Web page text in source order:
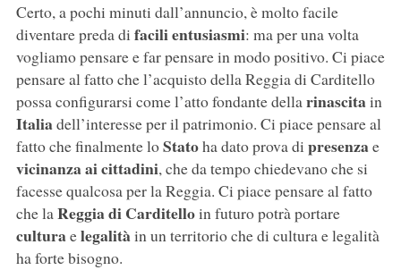
Certo, a pochi minuti dall’annuncio, è molto facile
diventare preda di facili entusiasmi: ma per una volta
vogliamo pensare e far pensare in modo positivo. Ci piace
pensare al fatto che l’acquisto della Reggia di Carditello
possa configurarsi come l’atto fondante dellarinascitain
Italiadell’interesse per il patrimonio. Ci piace pensare al
fatto che finalmente loStatoha dato prova di presenzae
vicinanza ai cittadini, che da tempo chiedevano che si
facesse qualcosa per la Reggia. Ci piace pensare al fatto
che laReggia di Carditelloin futuro potrà portare
culturaelegalitàin un territorio che di cultura e legalità
ha forte bisogno.